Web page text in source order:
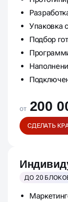
Упаковка
Подбор
от 200
СДЕЛАТЬ
ДО 20